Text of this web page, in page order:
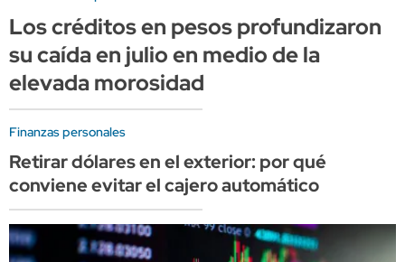
Los créditos en pesos profundizaron
su caída en julio en medio de la
elevada morosidad
Finanzas personales
Retirar dólares en el exterior: por qué
conviene evitar el cajero automático